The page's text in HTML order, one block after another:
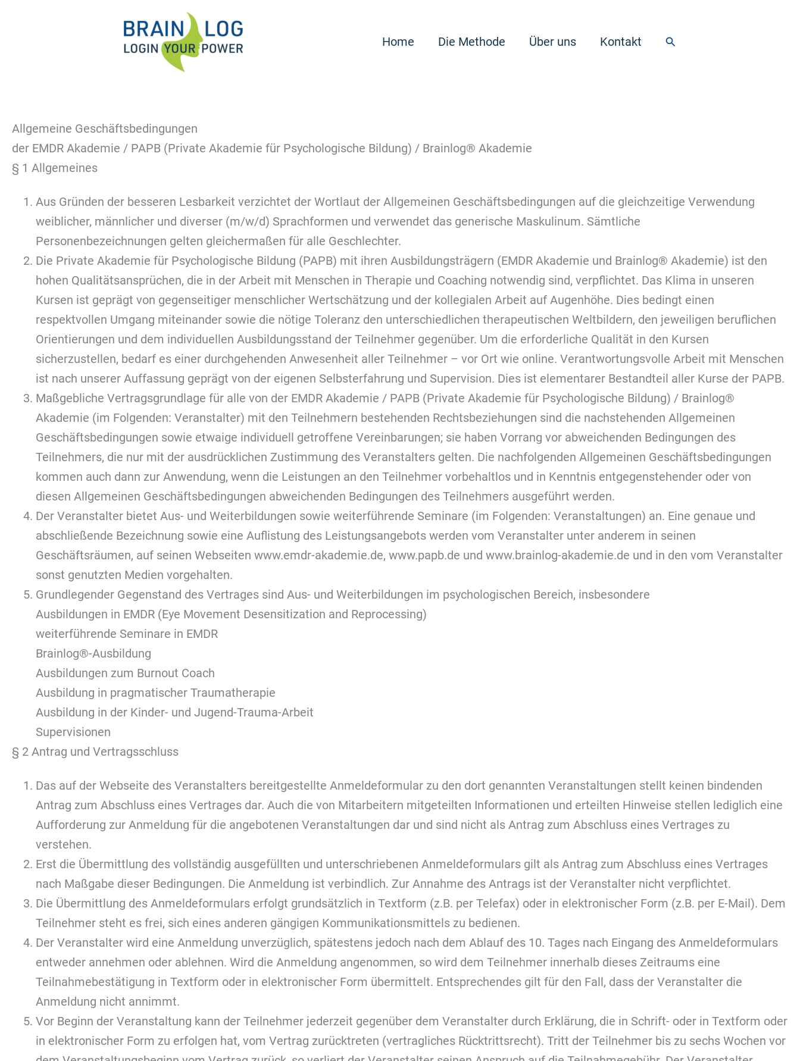
Home Die Methode Über uns Kontakt Suchen
Allgemeine Geschäftsbedingungen
der EMDR Akademie / PAPB (Private Akademie für Psychologische Bildung) / Brainlog® Akademie
§ 1 Allgemeines
Aus Gründen der besseren Lesbarkeit verzichtet der Wortlaut der Allgemeinen Geschäftsbedingungen auf die gleichzeitige Verwendung
weiblicher, männlicher und diverser (m/w/d) Sprachformen und verwendet das generische Maskulinum. Sämtliche
Personenbezeichnungen gelten gleichermaßen für alle Geschlechter.
Die Private Akademie für Psychologische Bildung (PAPB) mit ihren Ausbildungsträgern (EMDR Akademie und Brainlog® Akademie) ist den
hohen Qualitätsansprüchen, die in der Arbeit mit Menschen in Therapie und Coaching notwendig sind, verpflichtet. Das Klima in unseren
Kursen ist geprägt von gegenseitiger menschlicher Wertschätzung und der kollegialen Arbeit auf Augenhöhe. Dies bedingt einen
respektvollen Umgang miteinander sowie die nötige Toleranz den unterschiedlichen therapeutischen Weltbildern, den jeweiligen beruflichen
Orientierungen und dem individuellen Ausbildungsstand der Teilnehmer gegenüber. Um die erforderliche Qualität in den Kursen
sicherzustellen, bedarf es einer durchgehenden Anwesenheit aller Teilnehmer – vor Ort wie online. Verantwortungsvolle Arbeit mit Menschen
ist nach unserer Auffassung geprägt von der eigenen Selbsterfahrung und Supervision. Dies ist elementarer Bestandteil aller Kurse der PAPB.
Maßgebliche Vertragsgrundlage für alle von der EMDR Akademie / PAPB (Private Akademie für Psychologische Bildung) / Brainlog®
Akademie (im Folgenden: Veranstalter) mit den Teilnehmern bestehenden Rechtsbeziehungen sind die nachstehenden Allgemeinen
Geschäftsbedingungen sowie etwaige individuell getroffene Vereinbarungen; sie haben Vorrang vor abweichenden Bedingungen des
Teilnehmers, die nur mit der ausdrücklichen Zustimmung des Veranstalters gelten. Die nachfolgenden Allgemeinen Geschäftsbedingungen
kommen auch dann zur Anwendung, wenn die Leistungen an den Teilnehmer vorbehaltlos und in Kenntnis entgegenstehender oder von
diesen Allgemeinen Geschäftsbedingungen abweichenden Bedingungen des Teilnehmers ausgeführt werden.
Der Veranstalter bietet Aus- und Weiterbildungen sowie weiterführende Seminare (im Folgenden: Veranstaltungen) an. Eine genaue und
abschließende Bezeichnung sowie eine Auflistung des Leistungsangebots werden vom Veranstalter unter anderem in seinen
Geschäftsräumen, auf seinen Webseiten www.emdr-akademie.de, www.papb.de und www.brainlog-akademie.de und in den vom Veranstalter
sonst genutzten Medien vorgehalten.
Grundlegender Gegenstand des Vertrages sind Aus- und Weiterbildungen im psychologischen Bereich, insbesondere
Ausbildungen in EMDR (Eye Movement Desensitization and Reprocessing)
weiterführende Seminare in EMDR
Brainlog®-Ausbildung
Ausbildungen zum Burnout Coach
Ausbildung in pragmatischer Traumatherapie
Ausbildung in der Kinder- und Jugend-Trauma-Arbeit
Supervisionen
§ 2 Antrag und Vertragsschluss
Das auf der Webseite des Veranstalters bereitgestellte Anmeldeformular zu den dort genannten Veranstaltungen stellt keinen bindenden
Antrag zum Abschluss eines Vertrages dar. Auch die von Mitarbeitern mitgeteilten Informationen und erteilten Hinweise stellen lediglich eine
Aufforderung zur Anmeldung für die angebotenen Veranstaltungen dar und sind nicht als Antrag zum Abschluss eines Vertrages zu
verstehen.
Erst die Übermittlung des vollständig ausgefüllten und unterschriebenen Anmeldeformulars gilt als Antrag zum Abschluss eines Vertrages
nach Maßgabe dieser Bedingungen. Die Anmeldung ist verbindlich. Zur Annahme des Antrags ist der Veranstalter nicht verpflichtet.
Die Übermittlung des Anmeldeformulars erfolgt grundsätzlich in Textform (z.B. per Telefax) oder in elektronischer Form (z.B. per E-Mail). Dem
Teilnehmer steht es frei, sich eines anderen gängigen Kommunikationsmittels zu bedienen.
Der Veranstalter wird eine Anmeldung unverzüglich, spätestens jedoch nach dem Ablauf des 10. Tages nach Eingang des Anmeldeformulars
entweder annehmen oder ablehnen. Wird die Anmeldung angenommen, so wird dem Teilnehmer innerhalb dieses Zeitraums eine
Teilnahmebestätigung in Textform oder in elektronischer Form übermittelt. Entsprechendes gilt für den Fall, dass der Veranstalter die
Anmeldung nicht annimmt.
Vor Beginn der Veranstaltung kann der Teilnehmer jederzeit gegenüber dem Veranstalter durch Erklärung, die in Schrift- oder in Textform oder
in elektronischer Form zu erfolgen hat, vom Vertrag zurücktreten (vertragliches Rücktrittsrecht). Tritt der Teilnehmer bis zu sechs Wochen vor